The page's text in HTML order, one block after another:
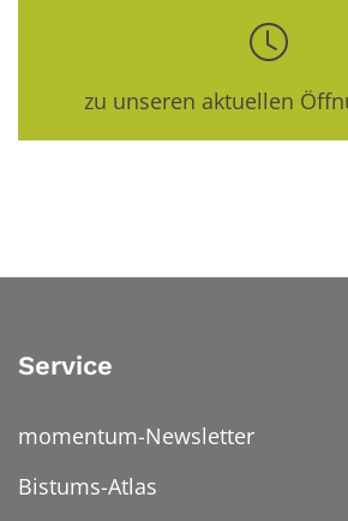
zu unseren aktuellen
Service
momentum-Newsletter
Bistums-Atlas